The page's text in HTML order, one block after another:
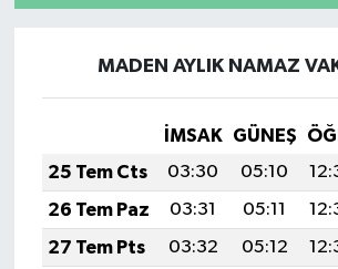
MADEN AYLIK NAMAZ
İMSAK GÜNEŞ
25 Tem Cts
03:30 05:10
26 Tem Paz
03:31 05:11
27 Tem Pts
03:32 05:12